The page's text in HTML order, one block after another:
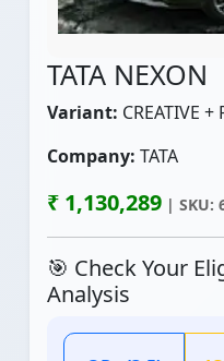
TATA NEXON
Variant: CREATIVE +
Company: TATA
₹ 1,130,289 | SKU:
🎯 Check Your
Analysis